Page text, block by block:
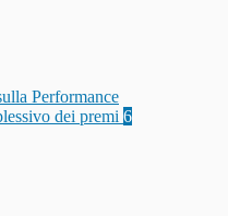
Performance
dei premi 6